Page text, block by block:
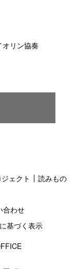
リン協奏
ェクト
読みもの
合わせ
基づく表示